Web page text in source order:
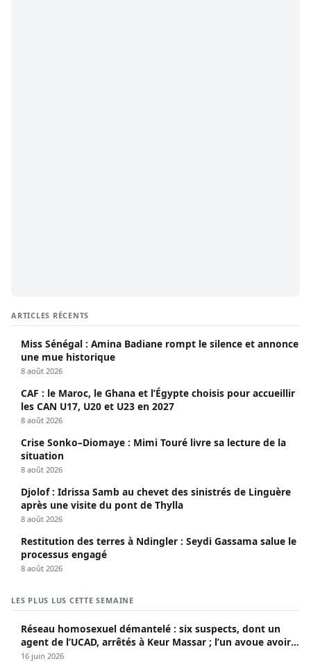
ARTICLES RÉCENTS
Miss Sénégal : Amina Badiane rompt le silence et annonce
une mue historique
8 août 2026
CAF : le Maroc, le Ghana et l’Égypte choisis pour accueillir
les CAN U17, U20 et U23 en 2027
8 août 2026
Crise Sonko–Diomaye : Mimi Touré livre sa lecture de la
situation
8 août 2026
Djolof : Idrissa Samb au chevet des sinistrés de Linguère
après une visite du pont de Thylla
8 août 2026
Restitution des terres à Ndingler : Seydi Gassama salue le
processus engagé
8 août 2026
LES PLUS LUS CETTE SEMAINE
Réseau homosexuel démantelé : six suspects, dont un
agent de l’UCAD, arrêtés à Keur Massar ; l’un avoue avoir
propagé le VIH depuis 2018
16 juin 2026